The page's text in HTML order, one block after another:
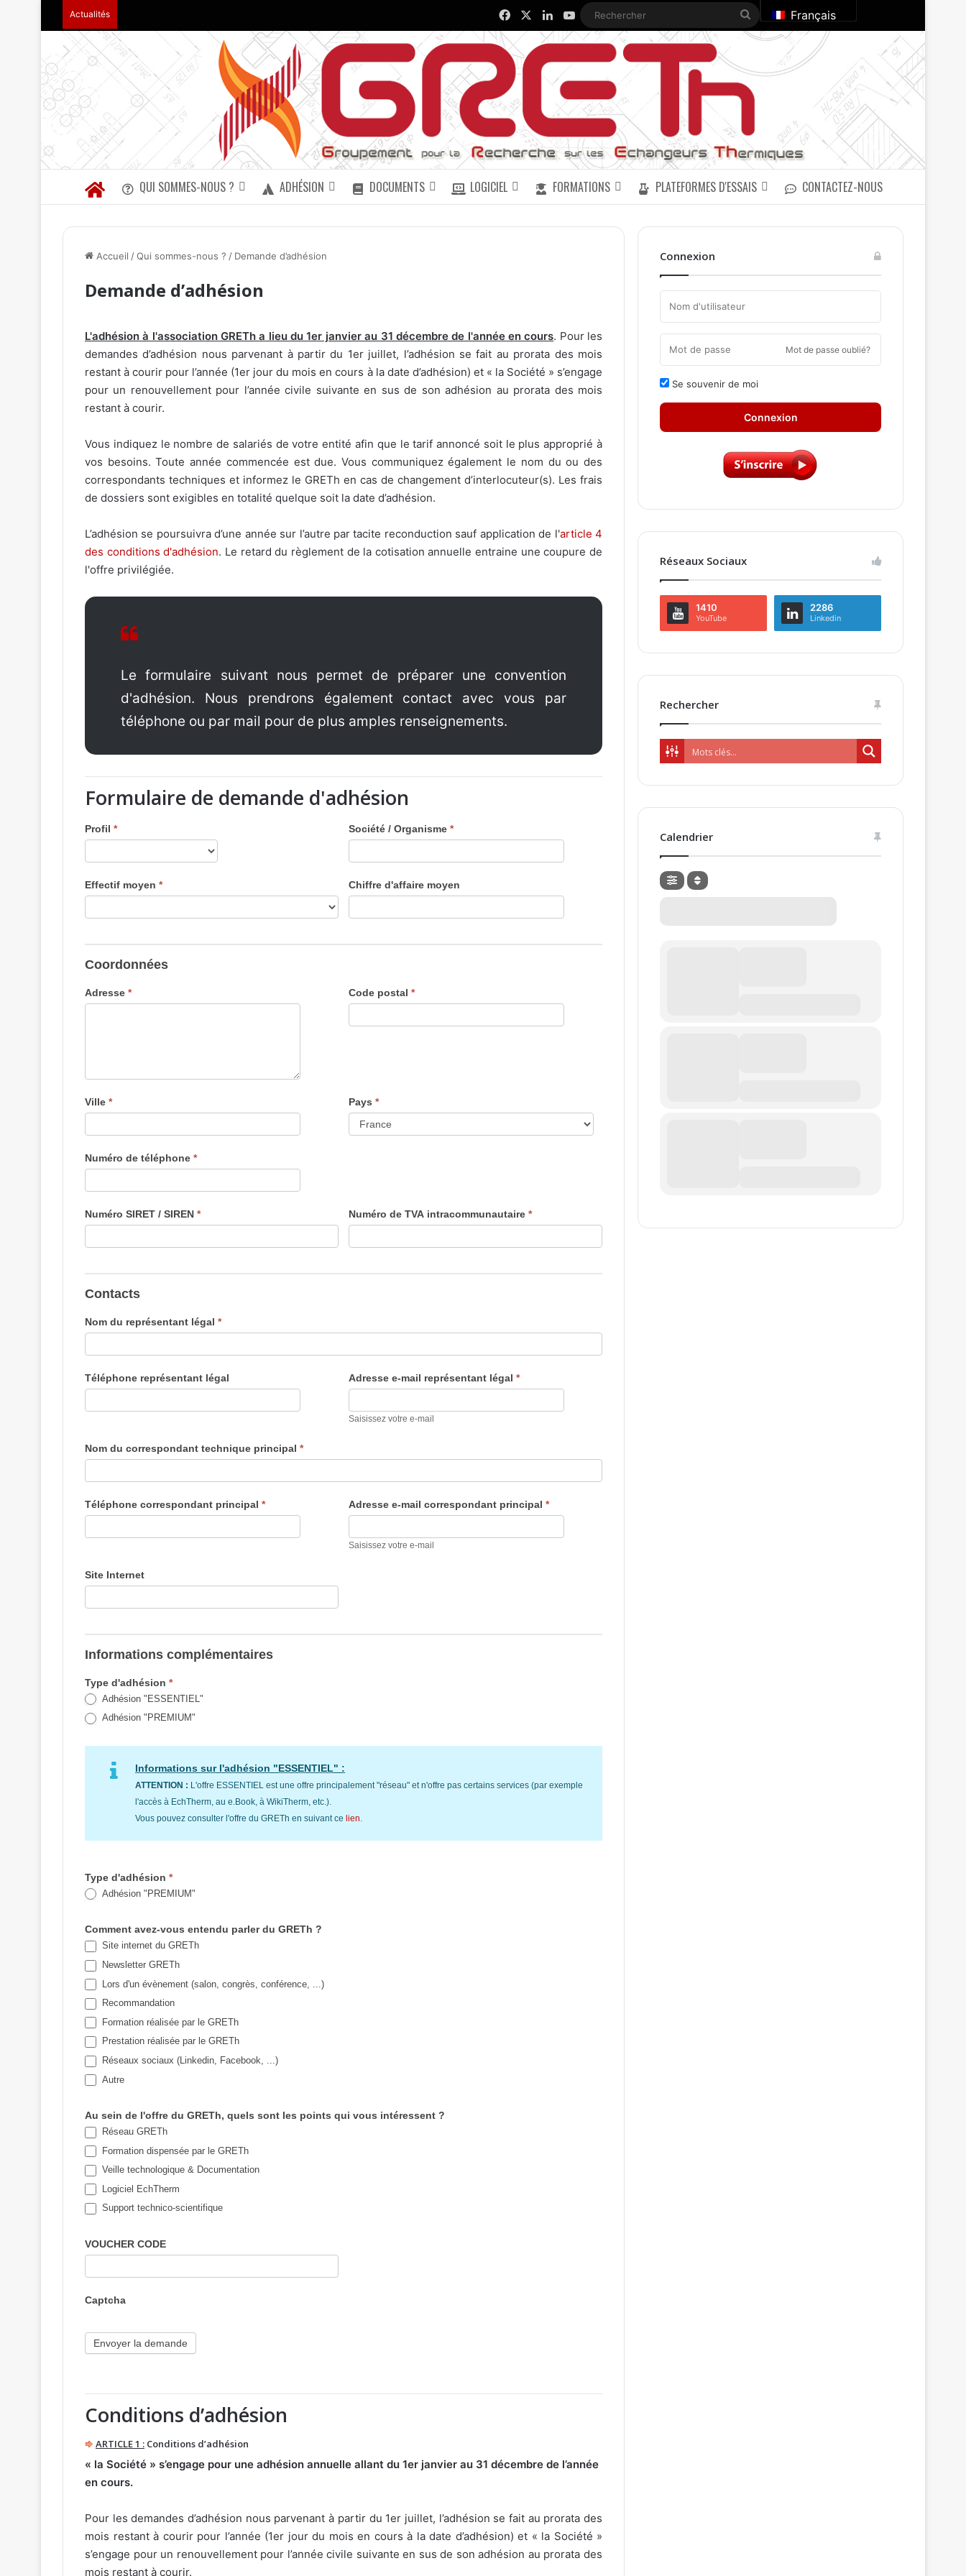
Actualités FacebookLinkedinYouTube RechercherFrançais
QUI SOMMES-NOUS ? ADHÉSION DOCUMENTS LOGICIEL FORMATIONS PLATEFORMES D'ESSAIS CONTACTEZ-NOUS
Accueil /Qui sommes-nous ? / Demande d’adhésion
Demande d’adhésion
L'adhésion à l'association GRETh a lieu du 1er janvier au 31 décembre de l'année en cours. Pour les
demandes d’adhésion nous parvenant à partir du 1er juillet, l’adhésion se fait au prorata des mois
restant à courir pour l’année (1er jour du mois en cours à la date d’adhésion) et « la Société » s’engage
pour un renouvellement pour l’année civile suivante en sus de son adhésion au prorata des mois
restant à courir.
Vous indiquez le nombre de salariés de votre entité afin que le tarif annoncé soit le plus approprié à
vos besoins. Toute année commencée est due. Vous communiquez également le nom du ou des
correspondants techniques et informez le GRETh en cas de changement d’interlocuteur(s). Les frais
de dossiers sont exigibles en totalité quelque soit la date d’adhésion.
L’adhésion se poursuivra d’une année sur l’autre par tacite reconduction sauf application de l'article 4
des conditions d'adhésion. Le retard du règlement de la cotisation annuelle entraine une coupure de
l'offre privilégiée.
Le formulaire suivant nous permet de préparer une convention
d'adhésion. Nous prendrons également contact avec vous par
téléphone ou par mail pour de plus amples renseignements.
Formulaire de demande d'adhésion
Profil * Société / Organisme*
Effectif moyen * Chiffre d'affaire moyen
Coordonnées
Adresse * Code postal*
Ville * Pays*
Numéro de téléphone *
Numéro SIRET / SIREN * Numéro de TVA intracommunautaire*
Contacts
Nom du représentant légal *
Téléphone représentant légal Adresse e-mail représentant légal*
Saisissez votre e-mail
Nom du correspondant technique principal *
Téléphone correspondant principal * Adresse e-mail correspondant principal*
Saisissez votre e-mail
Site Internet
Informations complémentaires
Type d'adhésion *
Adhésion "ESSENTIEL"
Adhésion "PREMIUM"
Informations sur l'adhésion "ESSENTIEL" :
ATTENTION : L'offre ESSENTIEL est une offre principalement "réseau" et n'offre pas certains services (par exemple
l'accès à EchTherm, au e.Book, à WikiTherm, etc.).
Vous pouvez consulter l'offre du GRETh en suivant ce lien.
Type d'adhésion *
Adhésion "PREMIUM"
Comment avez-vous entendu parler du GRETh ?
Site internet du GRETh
Newsletter GRETh
Lors d'un évènement (salon, congrès, conférence, ...)
Recommandation
Formation réalisée par le GRETh
Prestation réalisée par le GRETh
Réseaux sociaux (Linkedin, Facebook, ...)
Autre
Au sein de l'offre du GRETh, quels sont les points qui vous intéressent ?
Réseau GRETh
Formation dispensée par le GRETh
Veille technologique & Documentation
Logiciel EchTherm
Support technico-scientifique
VOUCHER CODE
Captcha
Conditions d’adhésion
ARTICLE 1 : Conditions d’adhésion
« la Société » s’engage pour une adhésion annuelle allant du 1er janvier au 31 décembre de l’année
en cours.
Pour les demandes d’adhésion nous parvenant à partir du 1er juillet, l’adhésion se fait au prorata des
mois restant à courir pour l’année (1er jour du mois en cours à la date d’adhésion) et « la Société »
s’engage pour un renouvellement pour l’année civile suivante en sus de son adhésion au prorata des
mois restant à courir.
Connexion
Mot de passe oublié?
Se souvenir de moi
Connexion
Réseaux Sociaux
1410
YouTube
2286
Linkedin
Rechercher
Calendrier